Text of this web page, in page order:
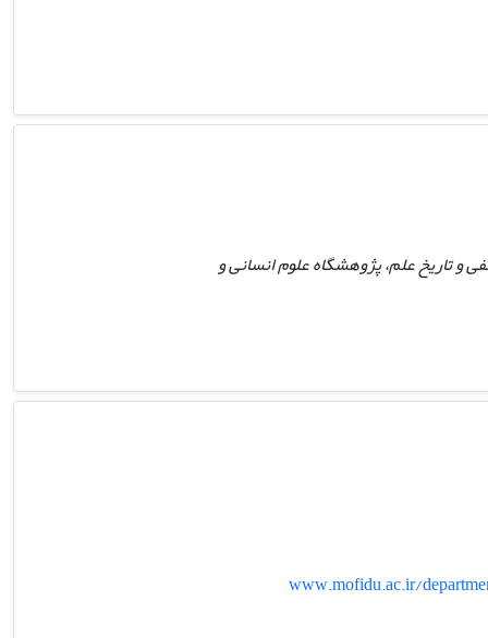
تاریخ علم، پژوهشگاه علوم انسانی و
www.mofidu.ac.ir/